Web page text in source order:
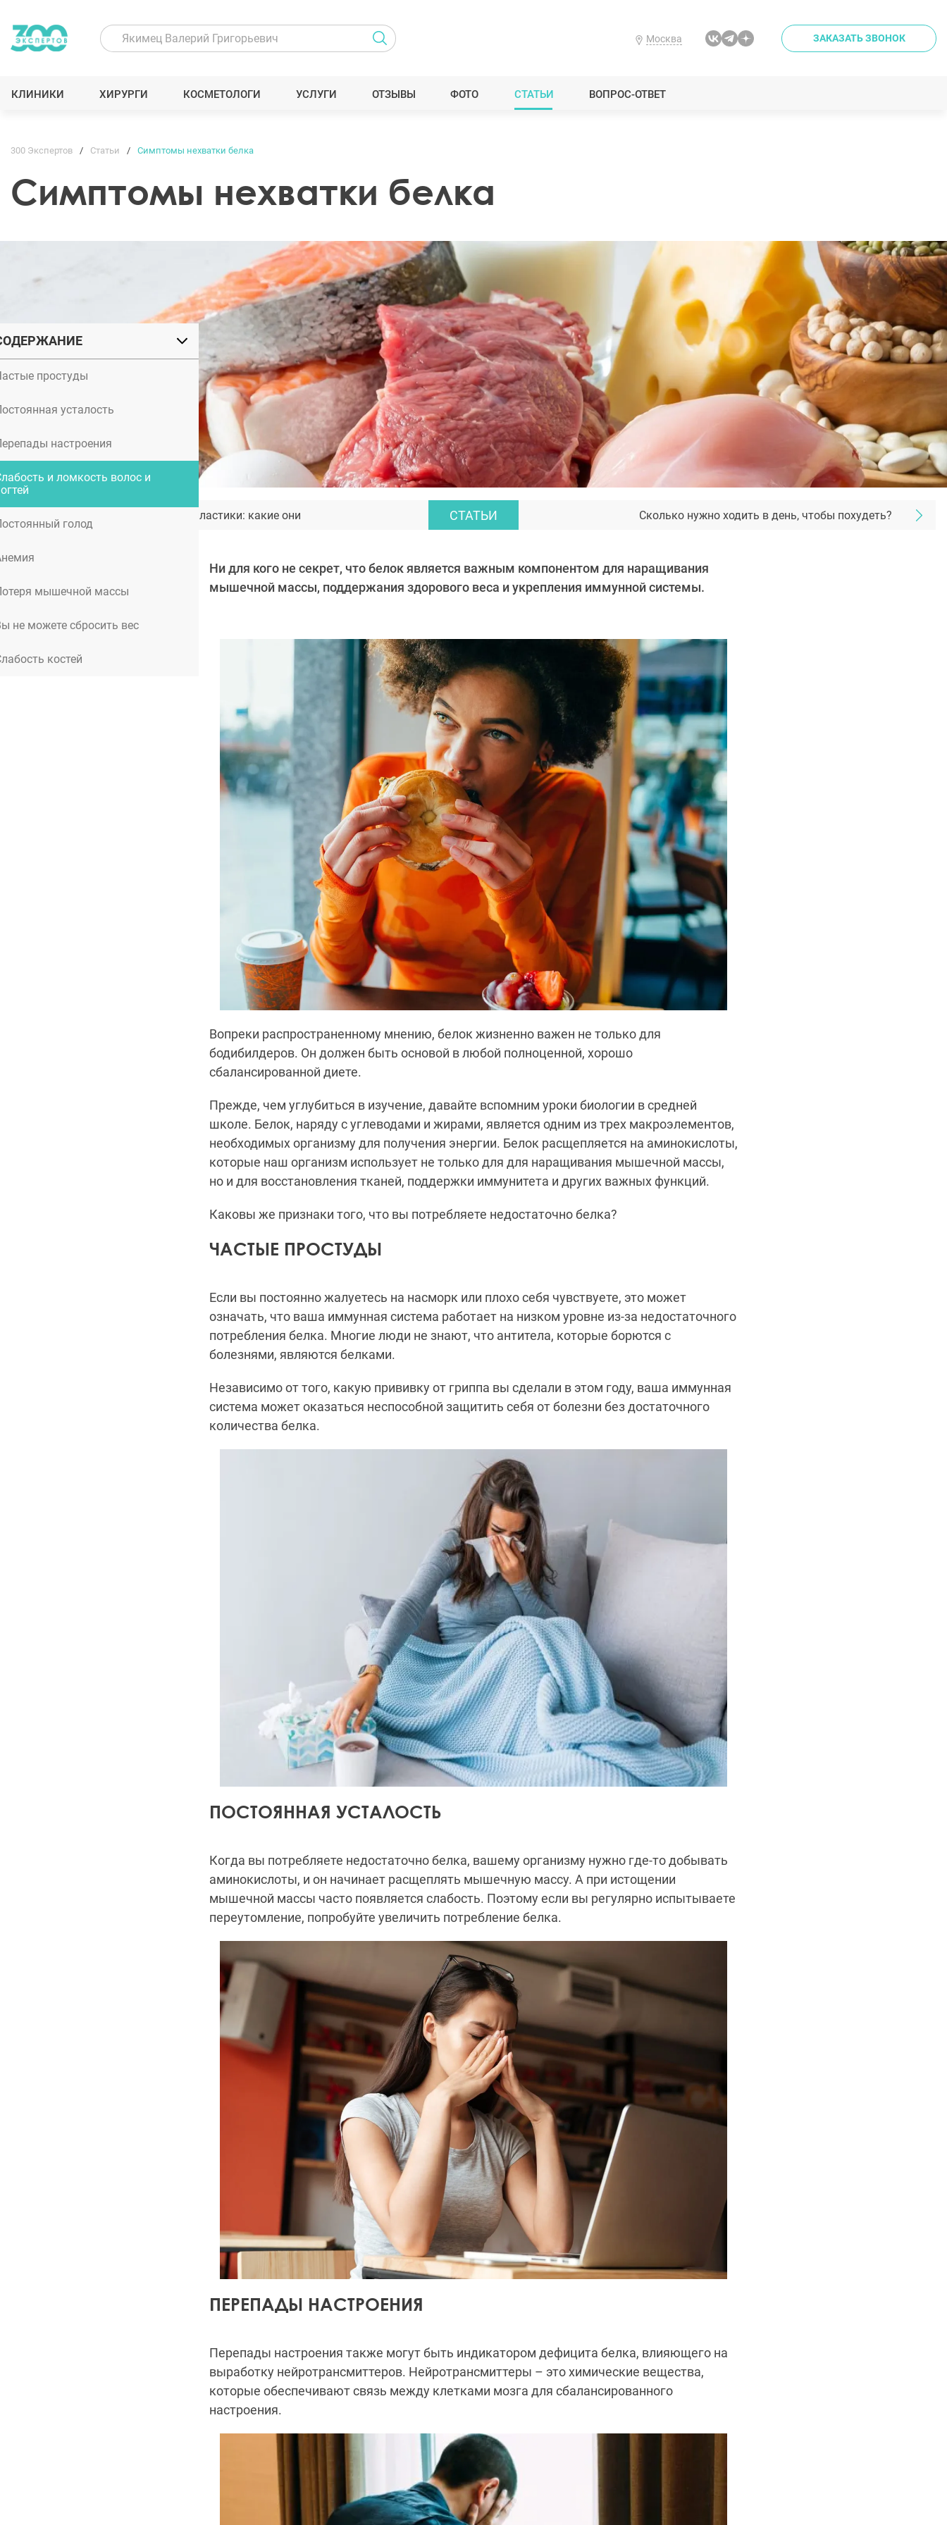
Москва ЗАКАЗАТЬ ЗВОНОК
КЛИНИКИ ХИРУРГИ КОСМЕТОЛОГИ УСЛУГИ ОТЗЫВЫ ФОТО СТАТЬИ ВОПРОС-ОТВЕТ
простуды
усталость
настроения
и ломкость волос и
голод
мышечной массы
не можете сбросить вес
костей
300 Экспертов Статьи Симптомы нехватки белка
Симптомы нехватки белка
Хорошие фото до и после пластики: какие они СТАТЬИ Сколько нужно ходить в день, чтобы похудеть?
Ни для кого не секрет, что белок является важным компонентом для наращивания
мышечной массы, поддержания здорового веса и укрепления иммунной системы.
Вопреки распространенному мнению, белок жизненно важен не только для
бодибилдеров. Он должен быть основой в любой полноценной, хорошо
сбалансированной диете.
Прежде, чем углубиться в изучение, давайте вспомним уроки биологии в средней
школе. Белок, наряду с углеводами и жирами, является одним из трех макроэлементов,
необходимых организму для получения энергии. Белок расщепляется на аминокислоты,
которые наш организм использует не только для для наращивания мышечной массы,
но и для восстановления тканей, поддержки иммунитета и других важных функций.
Каковы же признаки того, что вы потребляете недостаточно белка?
ЧАСТЫЕ ПРОСТУДЫ
Если вы постоянно жалуетесь на насморк или плохо себя чувствуете, это может
означать, что ваша иммунная система работает на низком уровне из-за недостаточного
потребления белка. Многие люди не знают, что антитела, которые борются с
болезнями, являются белками.
Независимо от того, какую прививку от гриппа вы сделали в этом году, ваша иммунная
система может оказаться неспособной защитить себя от болезни без достаточного
количества белка.
ПОСТОЯННАЯ УСТАЛОСТЬ
Когда вы потребляете недостаточно белка, вашему организму нужно где-то добывать
аминокислоты, и он начинает расщеплять мышечную массу. А при истощении
мышечной массы часто появляется слабость. Поэтому если вы регулярно испытываете
переутомление, попробуйте увеличить потребление белка.
ПЕРЕПАДЫ НАСТРОЕНИЯ
Перепады настроения также могут быть индикатором дефицита белка, влияющего на
выработку нейротрансмиттеров. Нейротрансмиттеры – это химические вещества,
которые обеспечивают связь между клетками мозга для сбалансированного
настроения.